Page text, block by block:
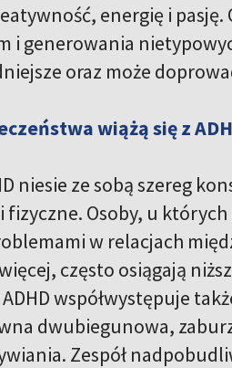
energię i pasję.
i generowania
oraz może
wiążą się z
niesie ze sobą szereg
fizyczne. Osoby, u
w relacjach
często osiągają
ADHD współwystępuje
dwubiegunowa,
Zespół